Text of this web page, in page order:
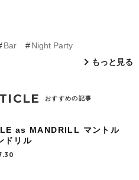
Bar
Night Party
もっと見る
おすすめの記事
as MANDRILL マントル
ドリル